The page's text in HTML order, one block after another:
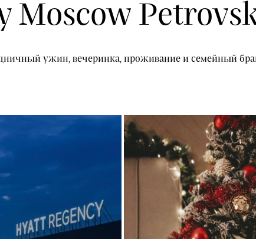
Moscow
ужин, вечеринка, проживание и семейный